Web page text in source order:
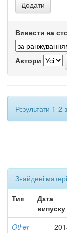
Вивести на
Автори
Результати 1-2
Знайдені
Тип
Дата
випуску
Other